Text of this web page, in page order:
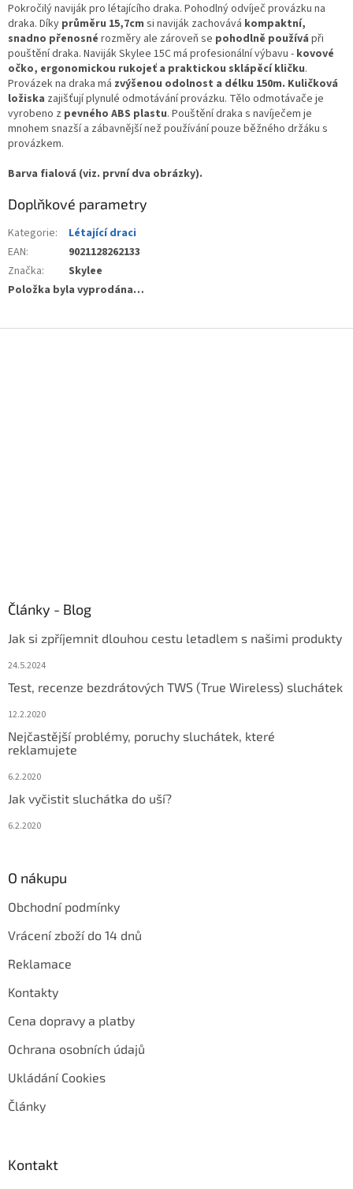
Pokročilý naviják pro létajícího draka. Pohodlný odvíječ provázku na
draka. Díky průměru 15,7cm si naviják zachovává kompaktní,
snadno přenosné rozměry ale zároveň se pohodlně používá při
pouštění draka. Naviják Skylee 15C má profesionální výbavu - kovové
očko, ergonomickou rukojeť a praktickou sklápěcí kličku.
Provázek na draka má zvýšenou odolnost a délku 150m. Kuličková
ložiska zajišťují plynulé odmotávání provázku. Tělo odmotávače je
vyrobeno z pevného ABS plastu. Pouštění draka s navíječem je
mnohem snazší a zábavnější než používání pouze běžného držáku s
provázkem.
Barva fialová (viz. první dva obrázky).
Doplňkové parametry
Kategorie:
Létající draci
EAN:
9021128262133
Značka:
Skylee
Položka byla vyprodána…
Články - Blog
Jak si zpříjemnit dlouhou cestu letadlem s našimi produkty
24.5.2024
Test, recenze bezdrátových TWS (True Wireless) sluchátek
12.2.2020
Nejčastější problémy, poruchy sluchátek, které
reklamujete
6.2.2020
Jak vyčistit sluchátka do uší?
6.2.2020
O nákupu
Obchodní podmínky
Vrácení zboží do 14 dnů
Reklamace
Kontakty
Cena dopravy a platby
Ochrana osobních údajů
Ukládání Cookies
Články
Kontakt